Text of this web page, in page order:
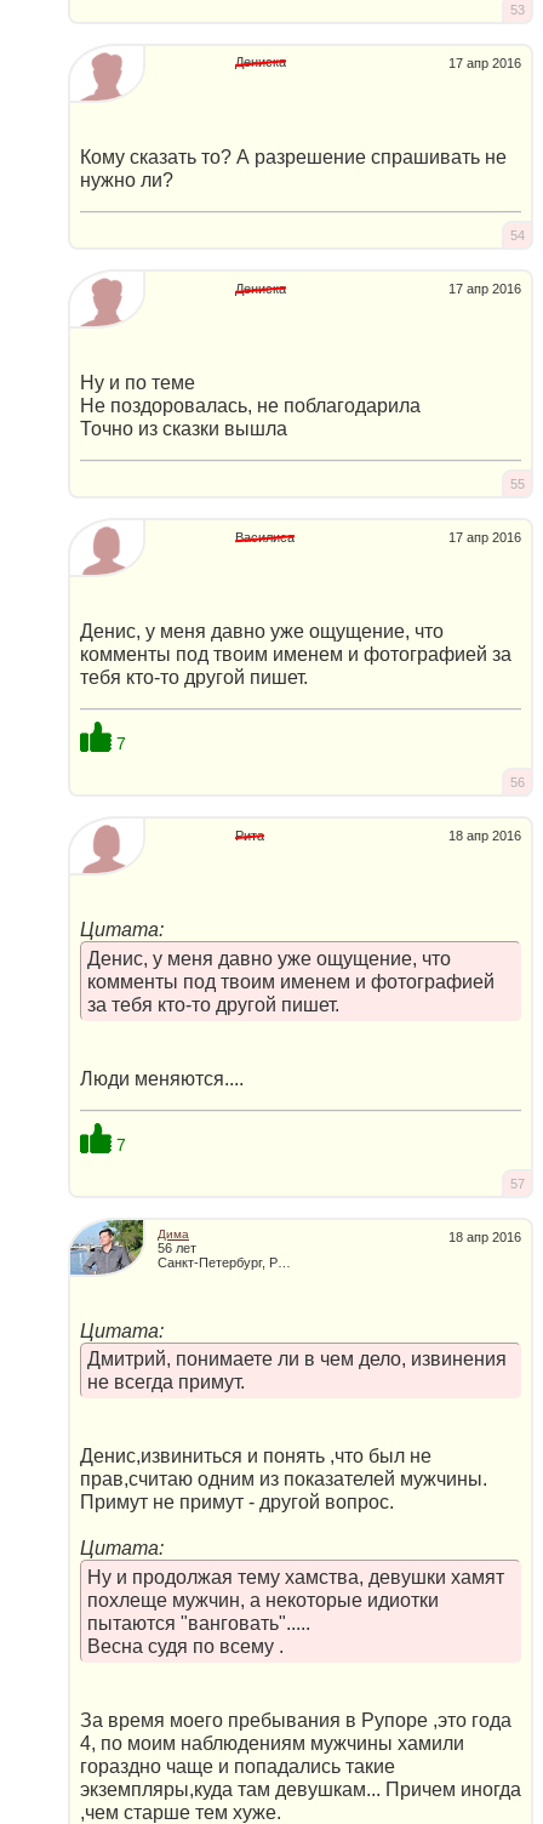
53
17 апр 2016
Дениска
Кому сказать то? А разрешение спрашивать не
нужно ли?
54
17 апр 2016
Дениска
Ну и по теме
Не поздоровалась, не поблагодарила
Точно из сказки вышла
55
17 апр 2016
Василиса
Денис, у меня давно уже ощущение, что
комменты под твоим именем и фотографией за
тебя кто-то другой пишет.
7
56
18 апр 2016
Рита
Цитата:
Денис, у меня давно уже ощущение, что
комменты под твоим именем и фотографией
за тебя кто-то другой пишет.
Люди меняются....
7
57
18 апр 2016
Дима
56 лет
Цитата:
Дмитрий, понимаете ли в чем дело, извинения
не всегда примут.
Денис,извиниться и понять ,что был не
прав,считаю одним из показателей мужчины.
Примут не примут - другой вопрос.
Цитата:
Ну и продолжая тему хамства, девушки хамят
похлеще мужчин, а некоторые идиотки
пытаются "ванговать".....
Весна судя по всему .
За время моего пребывания в Рупоре ,это года
4, по моим наблюдениям мужчины хамили
гораздно чаще и попадались такие
экземпляры,куда там девушкам... Причем иногда
,чем старше тем хуже.